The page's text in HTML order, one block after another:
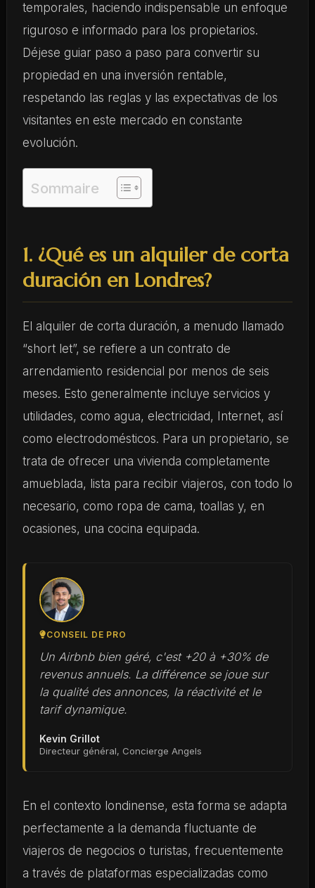
temporales, haciendo indispensable un enfoque
riguroso e informado para los propietarios.
Déjese guiar paso a paso para convertir su
propiedad en una inversión rentable,
respetando las reglas y las expectativas de los
visitantes en este mercado en constante
evolución.
Sommaire
1. ¿Qué es un alquiler de corta
duración en Londres?
El alquiler de corta duración, a menudo llamado
“short let”, se refiere a un contrato de
arrendamiento residencial por menos de seis
meses. Esto generalmente incluye servicios y
utilidades, como agua, electricidad, Internet, así
como electrodomésticos. Para un propietario, se
trata de ofrecer una vivienda completamente
amueblada, lista para recibir viajeros, con todo lo
necesario, como ropa de cama, toallas y, en
ocasiones, una cocina equipada.
CONSEIL DE PRO
Un Airbnb bien géré, c'est +20 à +30% de
revenus annuels. La différence se joue sur
la qualité des annonces, la réactivité et le
tarif dynamique.
Kevin Grillot
Directeur général, Concierge Angels
En el contexto londinense, esta forma se adapta
perfectamente a la demanda fluctuante de
viajeros de negocios o turistas, frecuentemente
a través de plataformas especializadas como